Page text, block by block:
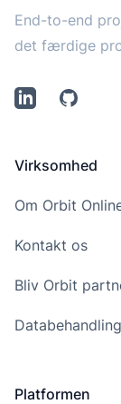
End-to-end
det færdige
LinkedInGithub
Virksomhed
Om Orbit
Kontakt os
Bliv Orbit
Databehandling
Platformen